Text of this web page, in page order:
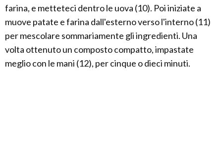
farina, e metteteci dentro le uova (10). Poi iniziate a
muove patate e farina dall'esterno verso l'interno (11)
per mescolare sommariamente gli ingredienti. Una
volta ottenuto un composto compatto, impastate
meglio con le mani (12), per cinque o dieci minuti.